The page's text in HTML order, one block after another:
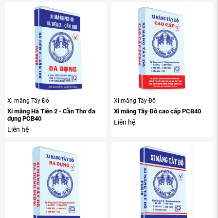
Xi măng Tây Đô
Xi măng Hà Tiên 2 - Cần Thơ đa
dụng PCB40
Liên hệ
Xi măng Tây Đô
Xi măng Tây Đô cao cấp PCB40
Liên hệ